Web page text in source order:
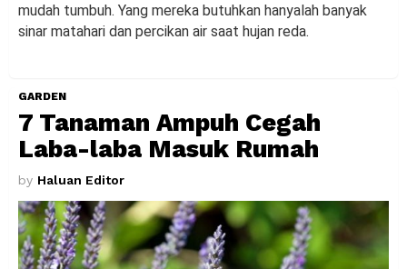
mudah tumbuh. Yang mereka butuhkan hanyalah banyak
sinar matahari dan percikan air saat hujan reda.
GARDEN
7 Tanaman Ampuh Cegah
Laba-laba Masuk Rumah
by Haluan Editor